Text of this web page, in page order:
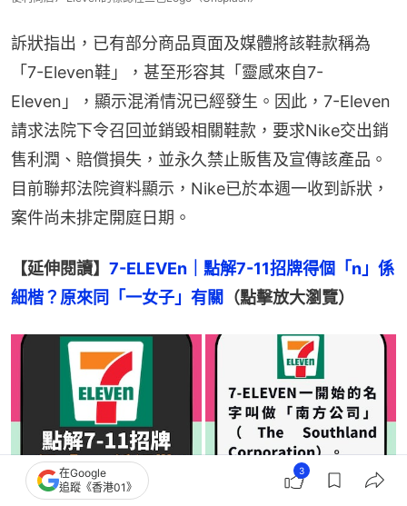
訴狀指出，已有部分商品頁面及媒體將該鞋款稱為
「7-Eleven鞋」，甚至形容其「靈感來自7-
Eleven」，顯示混淆情況已經發生。因此，7-Eleven
請求法院下令召回並銷毀相關鞋款，要求Nike交出銷
售利潤、賠償損失，並永久禁止販售及宣傳該產品。
目前聯邦法院資料顯示，Nike已於本週一收到訴狀，
案件尚未排定開庭日期。
【延伸閱讀】 7-ELEVEn｜點解7-11招牌得個「n」係
細楷？原來同「一女子」有關 （點擊放大瀏覽）
在Google
追蹤《香港01》
3